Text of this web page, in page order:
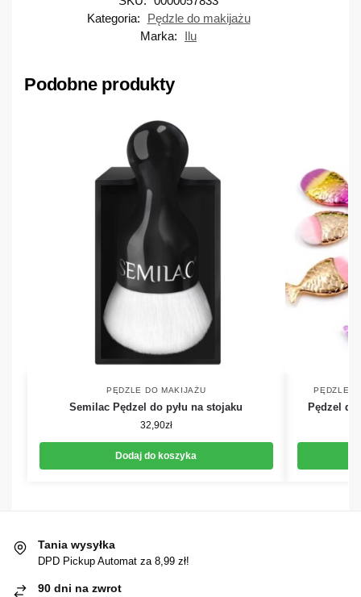
Kategoria:
Pędzle do makijażu
Marka:
Ilu
Podobne produkty
PĘDZLE DO MAKIJAŻU
Semilac Pędzel do pyłu na stojaku
32,90zł
Dodaj do koszyka
PĘDZLE
Pędzel do
Tania wysyłka
DPD Pickup Automat za 8,99 zł!
90 dni na zwrot